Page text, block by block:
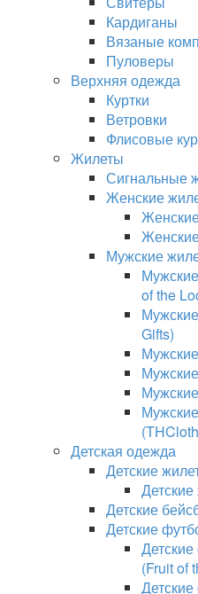
Кардиганы
Вязаные
Пуловеры
Верхняя одежда
Куртки
Ветровки
Флисовые
Жилеты
Сигнальные
Женские
Мужские
of the
Gifts)
Детская одежда
Детские
Детские
Детские
(Fruit of